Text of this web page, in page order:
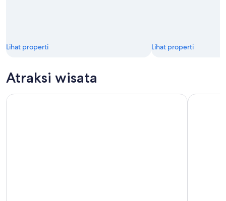
Lihat properti Lihat properti
Atraksi wisata
SEA LIFE Birmingham + Kastil Warwick + Tiket Combo